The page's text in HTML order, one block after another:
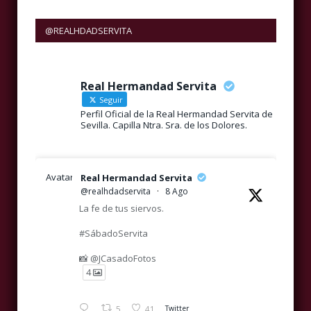
@REALHDADSERVITA
Real Hermandad Servita
Seguir
Perfil Oficial de la Real Hermandad Servita de
Sevilla. Capilla Ntra. Sra. de los Dolores.
Avatar Real Hermandad Servita
@realhdadservita · 8 Ago
La fe de tus siervos.
#SábadoServita
📸 @JCasadoFotos
4
Twitter